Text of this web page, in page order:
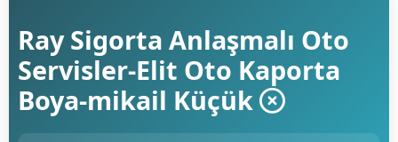
Ray Sigorta Anlaşmalı Oto
Servisler-Elit Oto Kaporta
Boya-mikail Küçük